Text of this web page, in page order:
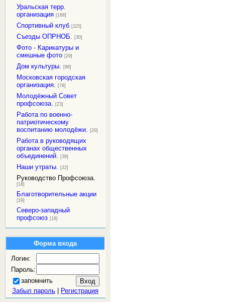
Уральская терр.
организация [168]
Спортивный клуб [115]
Съезды ОПРНОБ. [30]
Фото - Карикатуры и
смешные фото [29]
Дом культуры. [86]
Московская городская
организация. [78]
Молодёжный Совет
профсоюза. [23]
Работа по военно-
патриотическому
воспитанию молодёжи. [20]
Работа в руководящих
органах общественных
объединений. [39]
Наши утраты. [22]
Руководство Профсоюза.
[18]
Благотворительные акции
[19]
Северо-западный
профсоюз [18]
Форма входа
Логин:
Пароль:
запомнить
Забыл пароль| Регистрация